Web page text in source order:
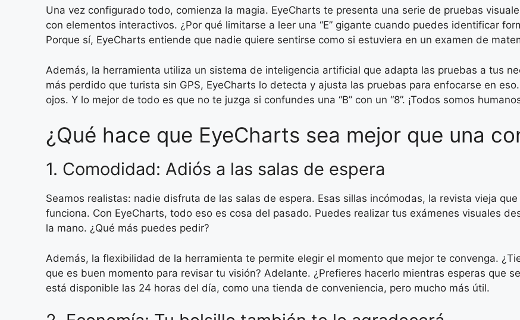
Una vez configurado todo, comienza la magia. EyeCharts te presenta una serie de pruebas
con elementos interactivos. ¿Por qué limitarse a leer una “E” gigante cuando puedes identificar
Porque sí, EyeCharts entiende que nadie quiere sentirse como si estuviera en un examen de
Además, la herramienta utiliza un sistema de inteligencia artificial que adapta las pruebas a tus
más perdido que turista sin GPS, EyeCharts lo detecta y ajusta las pruebas para enfocarse en
ojos. Y lo mejor de todo es que no te juzga si confundes una “B” con un “8”. ¡Todos somos
¿Qué hace que EyeCharts sea mejor que una
1. Comodidad: Adiós a las salas de espera
Seamos realistas: nadie disfruta de las salas de espera. Esas sillas incómodas, la revista vieja
funciona. Con EyeCharts, todo eso es cosa del pasado. Puedes realizar tus exámenes visuales
la mano. ¿Qué más puedes pedir?
Además, la flexibilidad de la herramienta te permite elegir el momento que mejor te convenga.
que es buen momento para revisar tu visión? Adelante. ¿Prefieres hacerlo mientras esperas que
está disponible las 24 horas del día, como una tienda de conveniencia, pero mucho más útil.